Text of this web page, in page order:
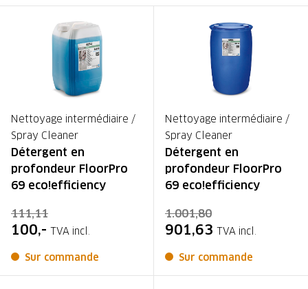
Nettoyage intermédiaire /
Spray Cleaner
Détergent en
profondeur FloorPro
69 eco!efficiency
111,11
100,- TVA incl.
Sur commande
Nettoyage intermédiaire /
Spray Cleaner
Détergent en
profondeur FloorPro
69 eco!efficiency
1.001,80
901,63 TVA incl.
Sur commande